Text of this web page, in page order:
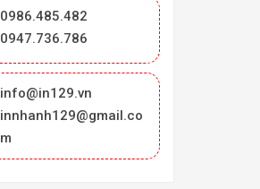
0986.485.482
0947.736.786
info@in129.vn
innhanh129@gmail.co
m